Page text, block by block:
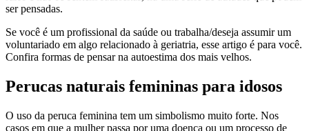
ser pensadas.
Se você é um profissional da saúde ou trabalha/deseja assumir um
voluntariado em algo relacionado à geriatria, esse artigo é para você.
Confira formas de pensar na autoestima dos mais velhos.
Perucas naturais femininas para idosos
O uso da peruca feminina tem um simbolismo muito forte. Nos
casos em que a mulher passa por uma doença ou um processo de